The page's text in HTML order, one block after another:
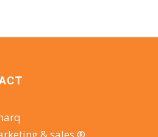
& sales ®